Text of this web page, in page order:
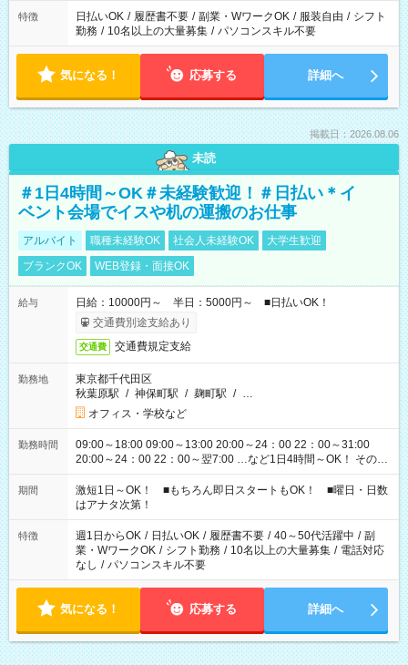
特徴 日払いOK / 履歴書不要 / 副業・WワークOK / 服装自由 / シフト
勤務 / 10名以上の大量募集 / パソコンスキル不要
気になる！ 応募する 詳細へ
掲載日：2026.08.06
未読
＃1日4時間～OK＃未経験歓迎！＃日払い＊イ
ベント会場でイスや机の運搬のお仕事
アルバイト 職種未経験OK 社会人未経験OK
大学生歓迎
ブランクOK
WEB登録・面接OK
給与
日給：10000円～ 半日：5000円～ ■日払いOK！
交通費別途支給あり
交通費 交通費規定支給
勤務地
東京都千代田区
秋葉原駅 / 神保町駅 / 麹町駅 / …
オフィス・学校など
勤務時間
09:00～18:00 09:00～13:00 20:00～24：00 22：00～31:00
20:00～24：00 22：00～翌7:00 …など1日4時間～OK！ その他
シフトもございます！ お気軽にご相談ください！
期間
激短1日～OK！ ■もちろん即日スタートもOK！ ■曜日・日数
はアナタ次第！
特徴 週1日からOK / 日払いOK / 履歴書不要 / 40～50代活躍中 / 副
業・WワークOK / シフト勤務 / 10名以上の大量募集 / 電話対応
なし / パソコンスキル不要
気になる！ 応募する 詳細へ